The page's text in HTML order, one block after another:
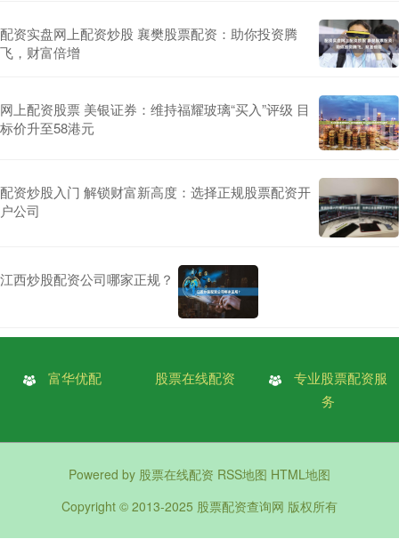
配资实盘网上配资炒股 襄樊股票配资：助你投资腾
飞，财富倍增
网上配资股票 美银证券：维持福耀玻璃“买入”评级 目
标价升至58港元
配资炒股入门 解锁财富新高度：选择正规股票配资开
户公司
江西炒股配资公司哪家正规？
富华优配 股票在线配资
专业股票配资服
务
Powered by 股票在线配资 RSS地图 HTML地图
Copyright © 2013-2025 股票配资查询网 版权所有